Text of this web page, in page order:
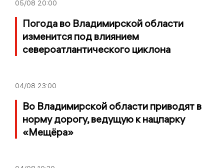
05/08 20:00
Погода во Владимирской области
изменится под влиянием
североатлантического циклона
04/08 23:00
Во Владимирской области приводят в
норму дорогу, ведущую к нацпарку
«Мещёра»